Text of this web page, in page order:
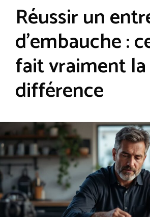
Réussir un
d’embauche :
fait vraiment la
différence